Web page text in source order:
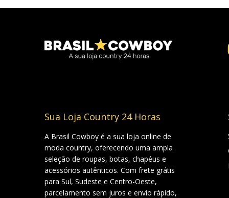
Sua Loja Country 24 Horas
A Brasil Cowboy é a sua loja online de
moda country, oferecendo uma ampla
seleção de roupas, botas, chapéus e
acessórios autênticos. Com frete grátis
para Sul, Sudeste e Centro-Oeste,
parcelamento sem juros e envio rápido,